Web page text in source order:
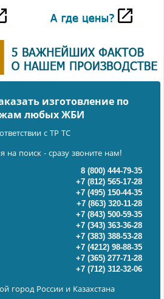
изготовление по
любых ЖБИ
с ТР ТС
на поиск - сразу звоните нам!
8 (800) 444-79-35
+7 (812) 565-17-28
+7 (495) 150-44-35
+7 (863) 320-11-28
+7 (843) 500-59-35
+7 (343) 363-36-28
+7 (383) 388-53-28
+7 (4212) 98-88-35
+7 (365) 277-71-28
+7 (712) 312-32-06
город России и Казахстана